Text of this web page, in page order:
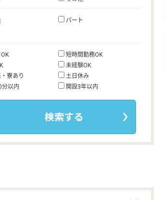
パート
短時間勤務OK
未経験OK
寮あり
土日休み
分以内 開設3年以内